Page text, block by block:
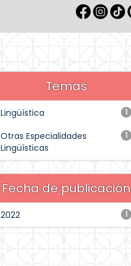
Temas
1
Lingüística
1
Otras Especialidades
Lingüísticas
Fecha de publicación
1
2022